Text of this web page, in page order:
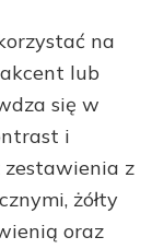
na
lub
się w
i
z
żółty
oraz